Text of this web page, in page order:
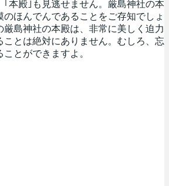
｢本殿｣も見逃せません。厳島神社の本
ほんでんであることをご存知でしょ
厳島神社の本殿は、非常に美しく迫力
ことは絶対にありません。むしろ、忘
とができますよ。